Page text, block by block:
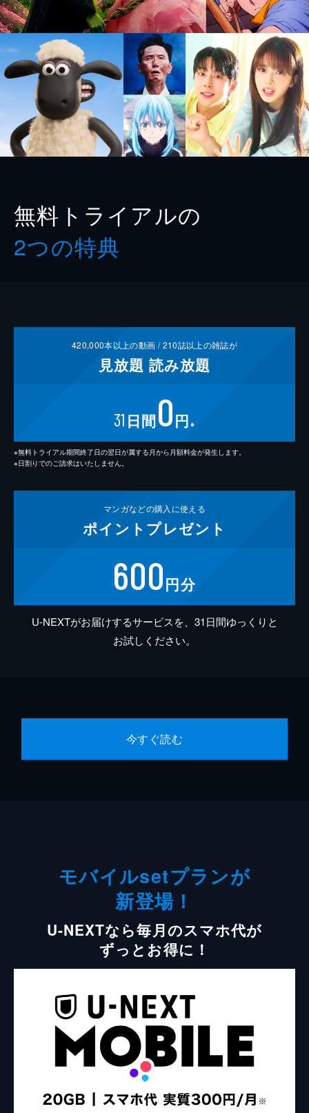
無料トライアルの
2つの特典
420,000本以上の動画 /210誌以上の雑誌が
見放題 読み放題
31 日間0円 ※
※無料トライアル期間終了日の翌日が属する月から月額料金が発生します。
※日割りでのご請求はいたしません。
マンガなどの購入に使える
ポイント プレゼント
600円分
U-NEXTがお届けするサービスを、31日間ゆっくりと
お試しください。
今すぐ読む
モバイルsetプランが
新登場！
U-NEXTなら毎月のスマホ代が
ずっとお得に！